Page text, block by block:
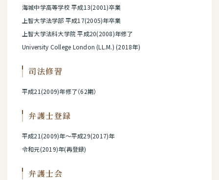
海城中学高等学校 平成13(2001)卒業
上智大学法学部 平成17(2005)年卒業
上智大学法科大学院 平成20(2008)年修了
University College London (LL.M.) (2018年)
司法修習
平成21(2009)年修了（62期）
弁護士登録
平成21(2009)年～平成29(2017)年
令和元(2019)年(再登録)
弁護士会